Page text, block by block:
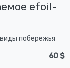
efoil-
побережья
60 $